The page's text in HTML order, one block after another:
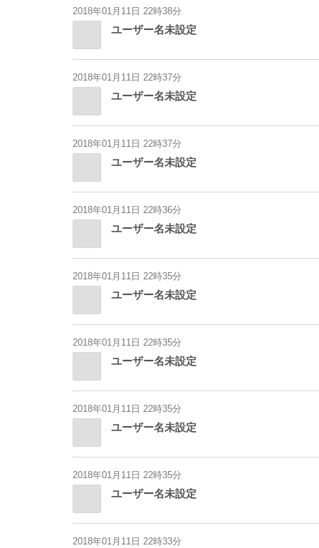
2018年01月11日 22時38分
ユーザー名未設定
2018年01月11日 22時37分
ユーザー名未設定
2018年01月11日 22時37分
ユーザー名未設定
2018年01月11日 22時36分
ユーザー名未設定
2018年01月11日 22時35分
ユーザー名未設定
2018年01月11日 22時35分
ユーザー名未設定
2018年01月11日 22時35分
ユーザー名未設定
2018年01月11日 22時35分
ユーザー名未設定
2018年01月11日 22時33分